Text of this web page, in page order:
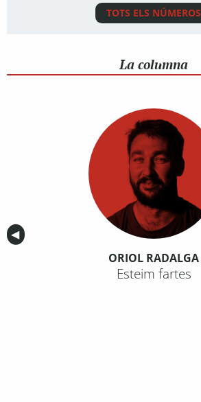
TOTS ELS NÚMEROS
La columna
Anterior
◀︎
ORIOL RADALGA
Esteim fartes